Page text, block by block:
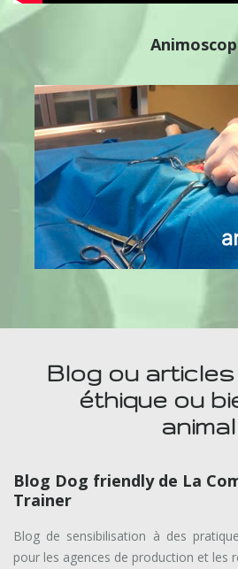
Blog ou
éthique ou
animal
Blog Dog friendly de La
Trainer
Blog de sensibilisation à des
pour les agences de production et les